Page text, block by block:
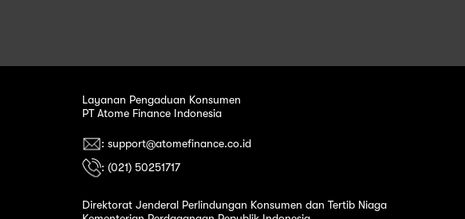
Layanan Pengaduan Konsumen
PT Atome Finance Indonesia
: support@atomefinance.co.id
: (021) 50251717
Direktorat Jenderal Perlindungan Konsumen dan Tertib Niaga